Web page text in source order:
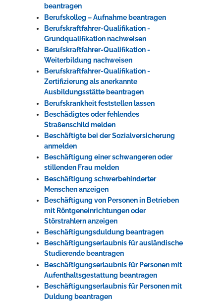
beantragen
Berufskolleg – Aufnahme beantragen
Berufskraftfahrer-Qualifikation -
Grundqualifikation nachweisen
Berufskraftfahrer-Qualifikation -
Weiterbildung nachweisen
Berufskraftfahrer-Qualifikation -
Zertifizierung als anerkannte
Ausbildungsstätte beantragen
Berufskrankheit feststellen lassen
Beschädigtes oder fehlendes
Straßenschild melden
Beschäftigte bei der Sozialversicherung
anmelden
Beschäftigung einer schwangeren oder
stillenden Frau melden
Beschäftigung schwerbehinderter
Menschen anzeigen
Beschäftigung von Personen in Betrieben
mit Röntgeneinrichtungen oder
Störstrahlern anzeigen
Beschäftigungsduldung beantragen
Beschäftigungserlaubnis für ausländische
Studierende beantragen
Beschäftigungserlaubnis für Personen mit
Aufenthaltsgestattung beantragen
Beschäftigungserlaubnis für Personen mit
Duldung beantragen